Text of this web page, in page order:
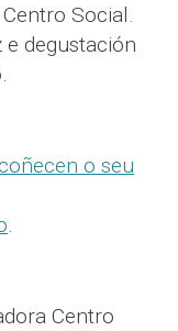
Social.
degustación
o seu
.
Centro